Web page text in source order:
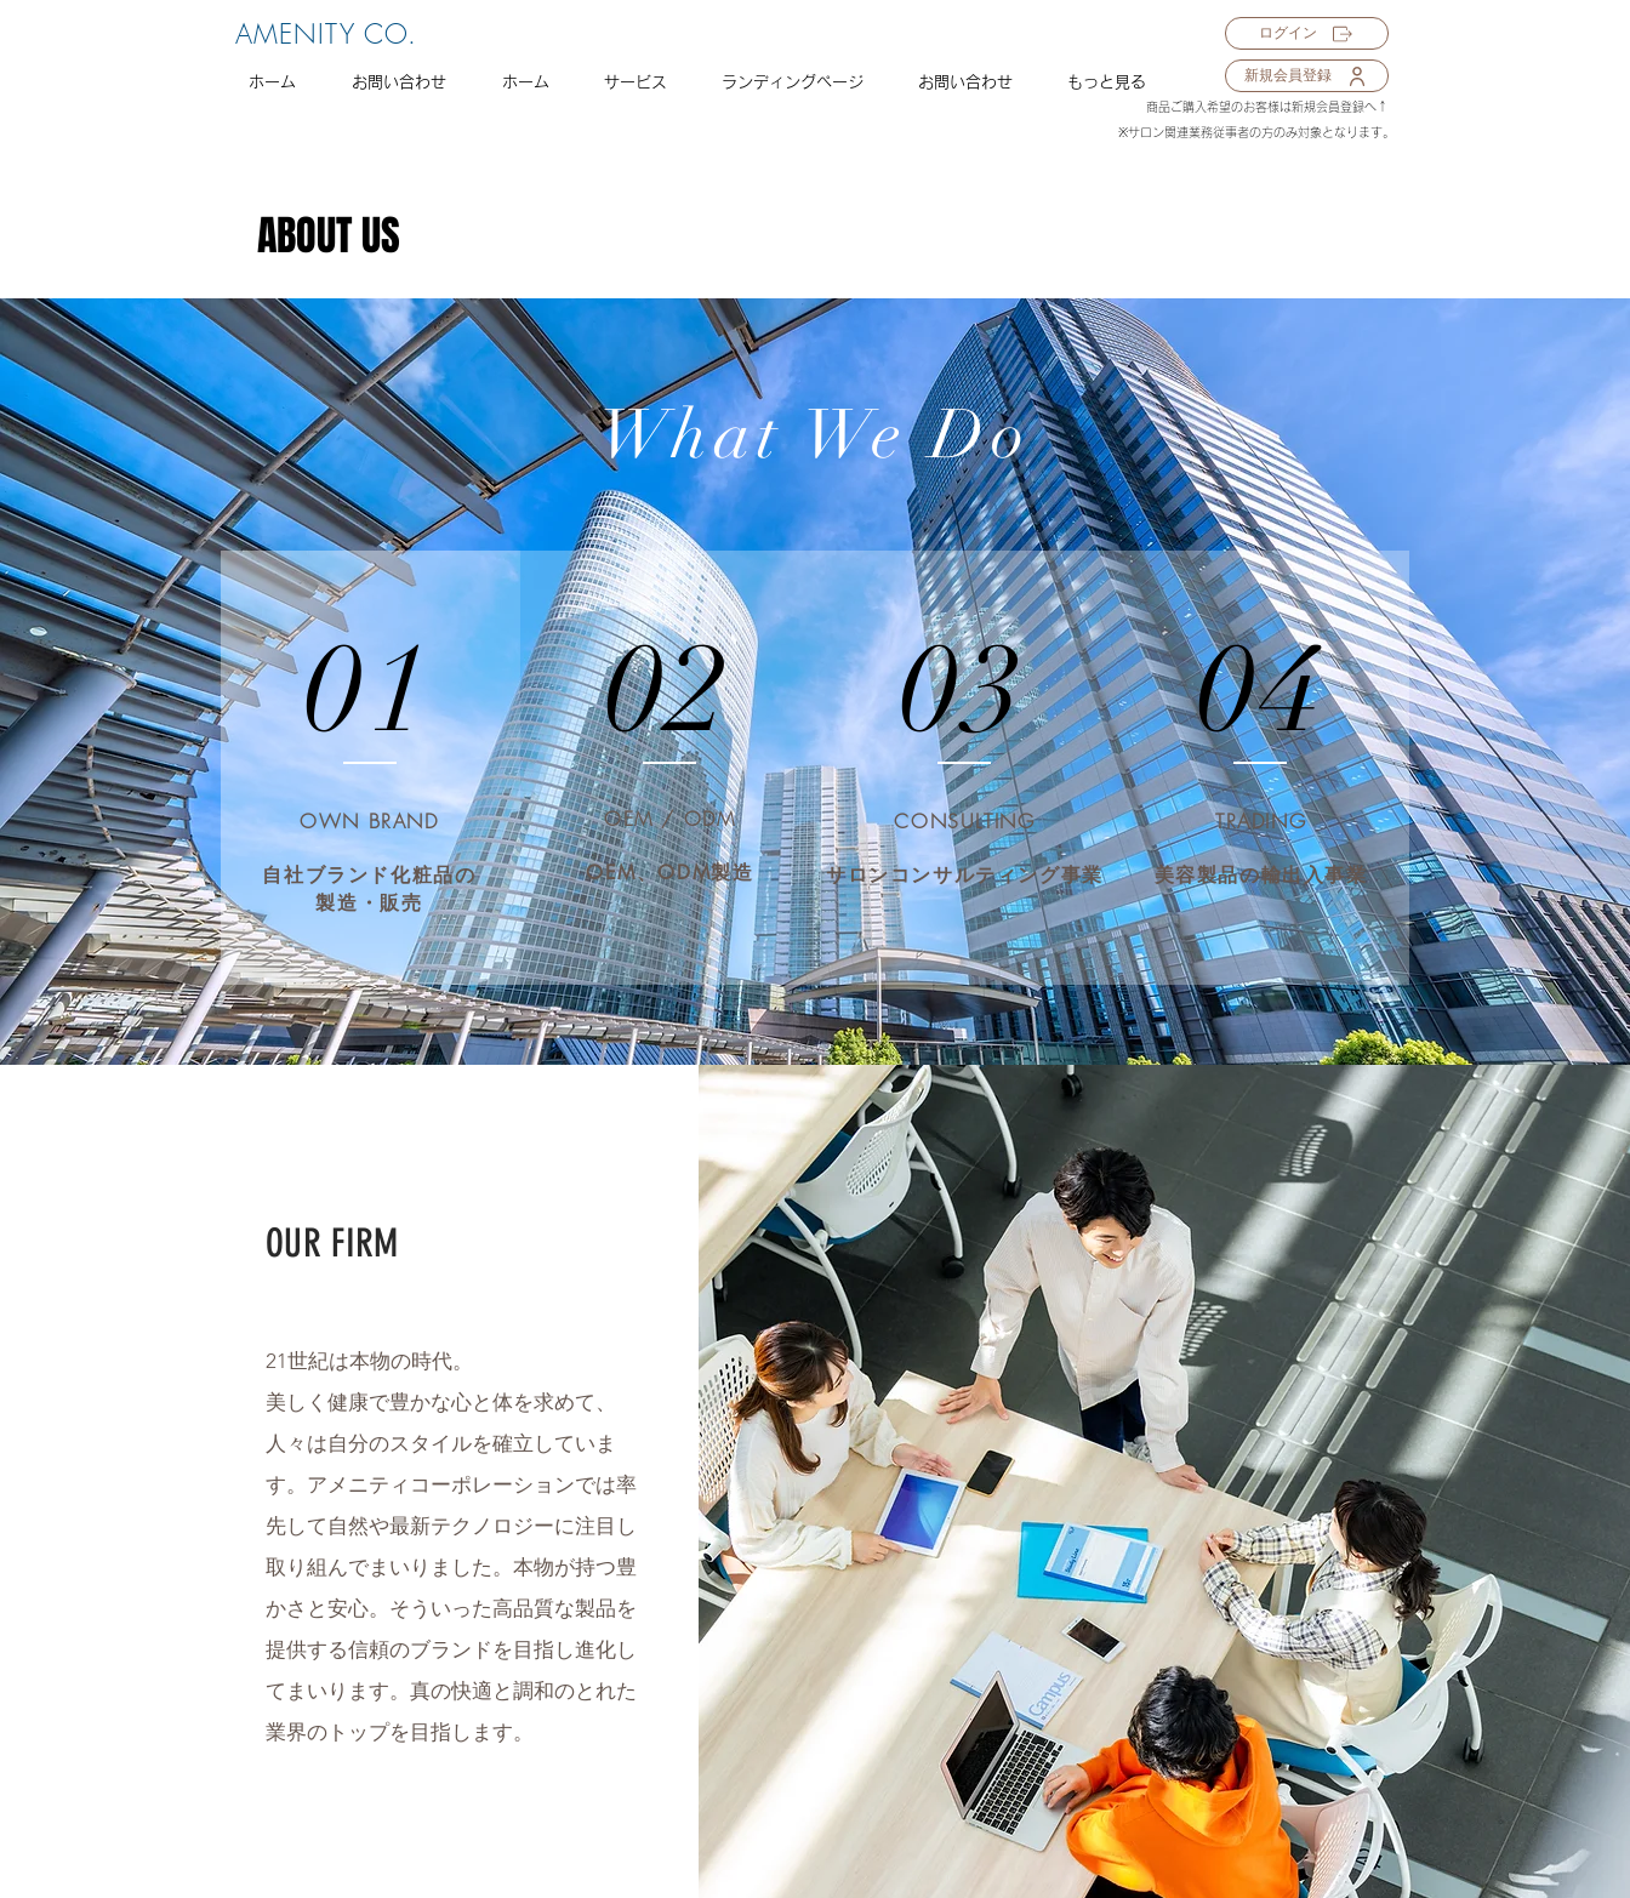
AMENITY CO.
ホーム お問い合わせ ホーム サービス ランディングページ お問い合わせ もっと見る
ログイン
新規会員登録
​商品ご購入希望のお客様は新規会員登録へ↑
※サロン関連業務従事者の方のみ対象となります。
ABOUT US
What We Do
01
OWN BRAND
​自社ブランド化粧品の
製造・販売
02
OEM / ODM
OEM、ODM製造
03
CONSULTING
​サロンコンサルティング事業
04
TRADING
​美容製品の輸出入事業
OUR FIRM
21世紀は本物の時代。
​美しく健康で豊かな心と体を求めて、
人々は自分のスタイルを確立していま
す。アメニティコーポレーションでは率
先して自然や最新テクノロジーに注目し
取り組んでまいりました。本物が持つ豊
かさと安心。そういった高品質な製品を
提供する信頼のブランドを目指し進化し
てまいります。真の快適と調和のとれた
業界のトップを目指します。